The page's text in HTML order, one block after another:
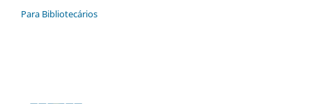
Para Bibliotecários